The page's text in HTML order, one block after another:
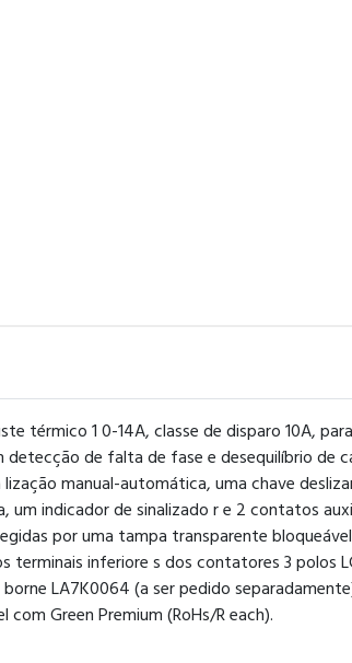
térmico 1 0-14A, classe de disparo 10A,
de falta de fase e desequilíbrio de
manual-automática, uma chave
um indicador de sinalizado r e 2 contatos
por uma tampa transparente
inferiore s dos contatores 3 polos
LA7K0064 (a ser pedido
com Green Premium (RoHs/R each).